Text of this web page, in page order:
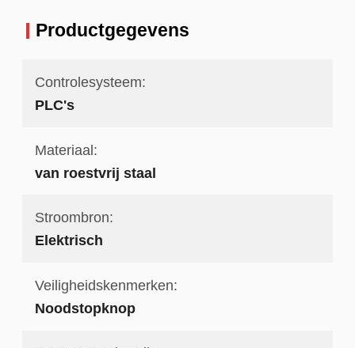
Productgegevens
Controlesysteem:
PLC's
Materiaal:
van roestvrij staal
Stroombron:
Elektrisch
Veiligheidskenmerken:
Noodstopknop